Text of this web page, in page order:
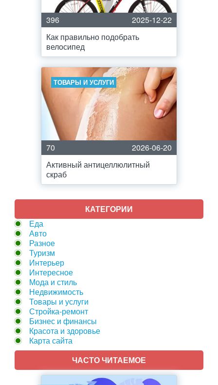
396
2025-12-22
Как правильно подобрать
велосипед
ТОВАРЫ И УСЛУГИ
70
2026-06-20
Активный антицеллюлитный
скраб
КАТЕГОРИИ
Еда
Авто
Разное
Туризм
Интерьер
Интересное
Мода и стиль
Недвижимость
Товары и услуги
Стройка-ремонт
Бизнес и финансы
Красота и здоровье
Карта сайта
ЧАСТО ЧИТАЕМОЕ